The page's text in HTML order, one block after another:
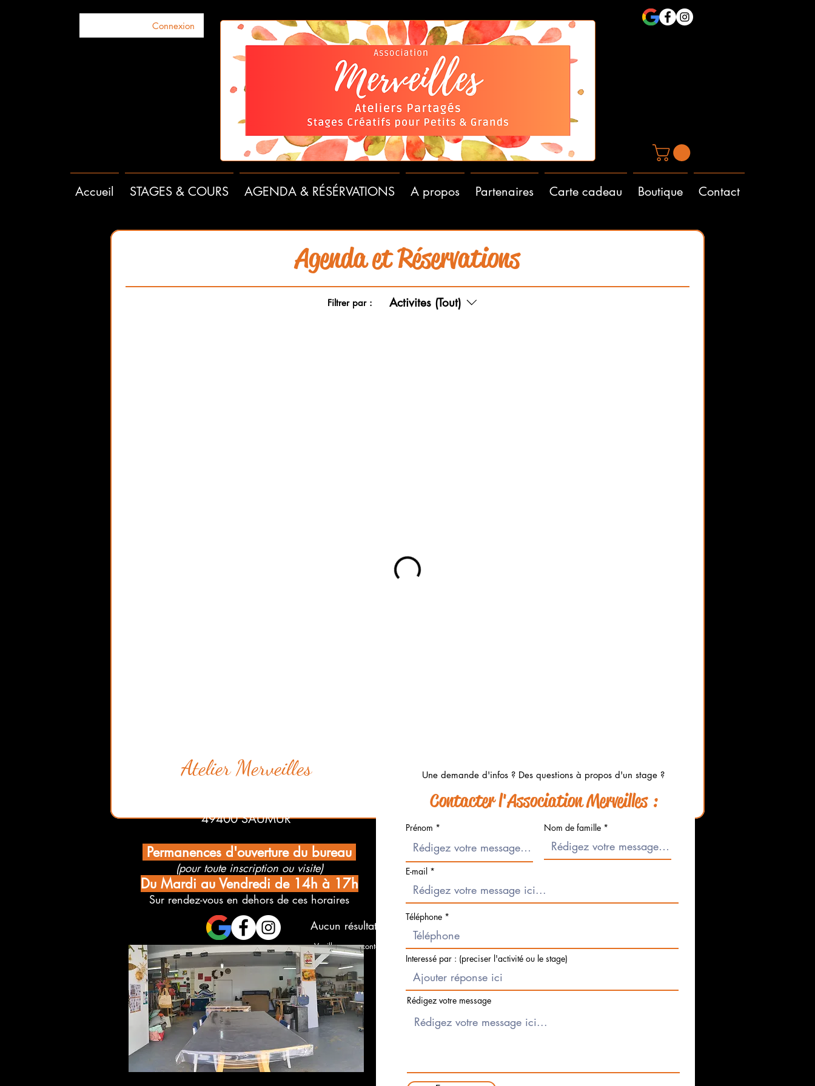
Connexion
Accueil STAGES & COURS AGENDA & RÉSÉRVATIONS A propos Partenaires Carte cadeau Boutique Contact
Agenda et Réservations
Filtrer par : Activites (Tout)
Aucun résultat trouvé pour votre recherche
Veuillez nous contacter, ou consultez nos autres services
Atelier Merveilles
49400 SAUMUR
Permanences d'ouverture du bureau
(pour toute inscription ou visite)
Du Mardi au Vendredi de 14h à 17h
Sur rendez-vous en dehors de ces horaires
Une demande d'infos ? Des questions à propos d'un stage ?
Contacter l'Association Merveilles :
Prénom Nom de famille
E-mail
Téléphone
Interessé par : (preciser l'activité ou le stage)
Rédigez votre message